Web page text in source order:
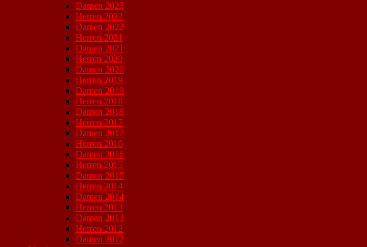
Damen 2023
Herren 2022
Damen 2022
Herren 2021
Damen 2021
Herren 2020
Damen 2020
Herren 2019
Damen 2019
Herren 2018
Damen 2018
Herren 2017
Damen 2017
Herren 2016
Damen 2016
Herren 2015
Damen 2015
Herren 2014
Damen 2014
Herren 2013
Damen 2013
Herren 2012
Damen 2012